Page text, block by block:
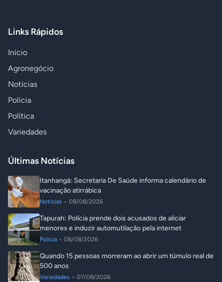
Links Rápidos
Início
Agronegócio
Notícias
Polícia
Política
Variedades
Últimas Notícias
Itanhangá: Secretaria De Saúde informa calendário de
vacinação atirrábica
Notícias • 08/08/2026
Tapurah: Polícia prende dois acusados de aliciar
menores e induzir automutilação pela internet
Polícia • 08/08/2026
Quando 15 pessoas morreram ao abrir um túmulo real de
500 anos
Variedades • 07/08/2026